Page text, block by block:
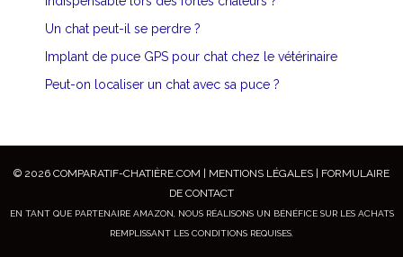
Un chat peut-il se perdre ?
Implant de puce GPS pour chat chez le vétérinaire
Peut-on localiser un chat avec sa puce ?
© 2026 COMPARATIF-CHATIÈRE.COM MENTIONS LÉGALES
FORMULAIRE
DE CONTACT
EN TANT QUE PARTENAIRE AMAZON, NOUS RÉALISONS UN BÉNÉFICE SUR LES ACHATS
REMPLISSANT LES CONDITIONS REQUISES.